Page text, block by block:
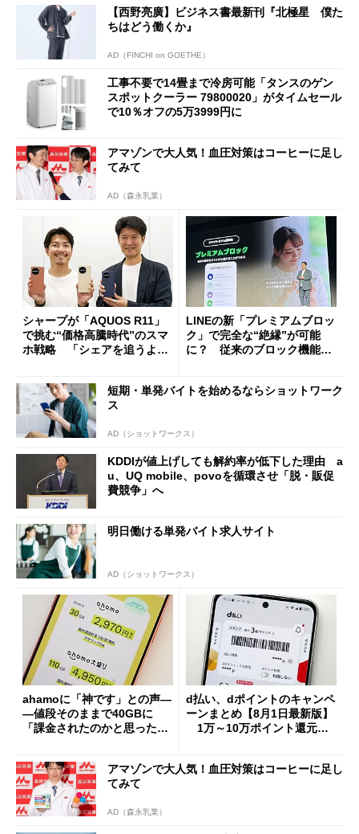
【西野亮廣】ビジネス書最新刊『北極星 僕た
ちはどう働くか』
AD（FINCHI on GOETHE）
工事不要で14畳まで冷房可能「タンスのゲン
スポットクーラー 79800020」がタイムセール
で10％オフの5万3999円に
アマゾンで大人気！血圧対策はコーヒーに足し
てみて
AD（森永乳業）
シャープが「AQUOS R11」
で挑む“価格高騰時代”のスマ
ホ戦略 「シェアを追うより
LINEの新「プレミアムブロッ
ク」で完全な“絶縁”が可能
に？ 従来のブロック機能と
短期・単発バイトを始めるならショットワーク
ス
AD（ショットワークス）
KDDIが値上げしても解約率が低下した理由 a
u、UQ mobile、povoを循環させ「脱・販促
費競争」へ
明日働ける単発バイト求人サイト
AD（ショットワークス）
ahamoに「神です」との声―
―値段そのままで40GBに
「課金されたのかと思った」
d払い、dポイントのキャンペ
ーンまとめ【8月1日最新版】
1万～10万ポイント還元の
アマゾンで大人気！血圧対策はコーヒーに足し
てみて
AD（森永乳業）